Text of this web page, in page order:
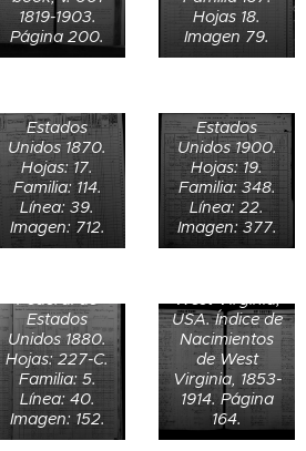
1819-1903.
Página 200.
Hojas 18.
Imagen 79.
años en 1870
en Virginia
Occidental,
Estados
Unidos 1870.
Hojas: 17.
Familia: 114.
Línea: 39.
Imagen: 712.
town,
Monongalia,
West Virginia,
Estados
Unidos 1900.
Hojas: 19.
Familia: 348.
Línea: 22.
Imagen: 377.
Frank A.
Forsey de 7
años en 1880
en
Morgantown,
Monongalia,
West Virginia,
Federal de
Estados
Unidos 1880.
Hojas: 227-C.
Familia: 5.
Línea: 40.
Imagen: 152.
Datos de
nacimiento de
Lizzie L.
Dorsey el 8 de
septiembre de
1875 en
West Virginia,
USA. Índice de
Nacimientos
de West
Virginia, 1853-
1914. Página
164.
Certificado de
defunción de
Registro de